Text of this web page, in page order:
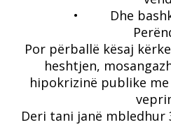
• Dhe
Por përballë kësaj
heshtjen,
hipokrizinë publike
Deri tani janë mbledhur